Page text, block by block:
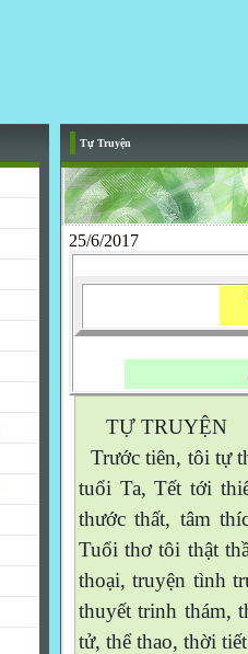
Tự Truyện
25/6/2017
-
TỰ TRUYỆN
Trước tiên, tôi tự
tuổi Ta, Tết tới
thước thất, tâm
Tuổi thơ tôi thật
thoại, truyện tình
thuyết trinh thám,
tử, thể thao, thời